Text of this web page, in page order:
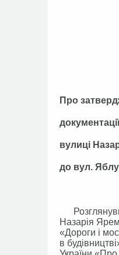
Про
вулиці
до вул.
Назарія
«Дороги і
в